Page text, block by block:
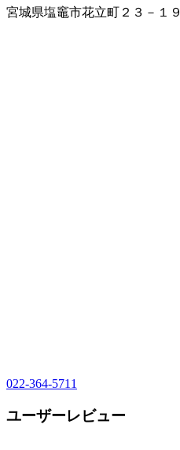
宮城県塩竈市花立町２３－１９
022-364-5711
ユーザーレビュー